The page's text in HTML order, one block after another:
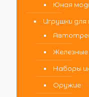
Юная
Игрушки для
Железные
Наборы
Оружие